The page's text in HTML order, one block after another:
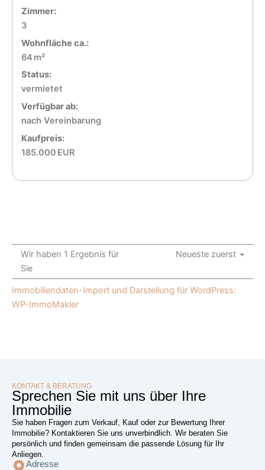
Zimmer:
3
Wohnfläche ca.:
64 m²
Status:
vermietet
Verfügbar ab:
nach Vereinbarung
Kaufpreis:
185.000 EUR
Wir haben 1 Ergebnis für
Sie
Neueste zuerst
Immobiliendaten-Import und Darstellung für WordPress:
WP-ImmoMakler
KONTAKT & BERATUNG
Sprechen Sie mit uns über Ihre
Immobilie
Sie haben Fragen zum Verkauf, Kauf oder zur Bewertung Ihrer
Immobilie? Kontaktieren Sie uns unverbindlich. Wir beraten Sie
persönlich und finden gemeinsam die passende Lösung für Ihr
Anliegen.
Adresse